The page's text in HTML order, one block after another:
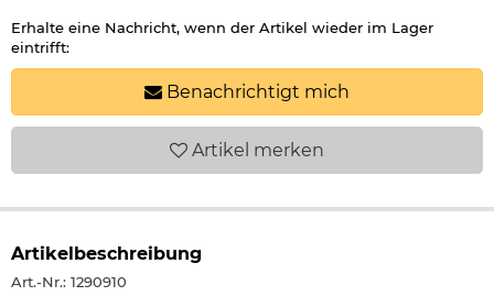
Erhalte eine Nachricht, wenn der Artikel wieder im Lager
eintrifft:
Benachrichtigt mich
Artikel merken
Artikelbeschreibung
Art.-Nr.: 1290910